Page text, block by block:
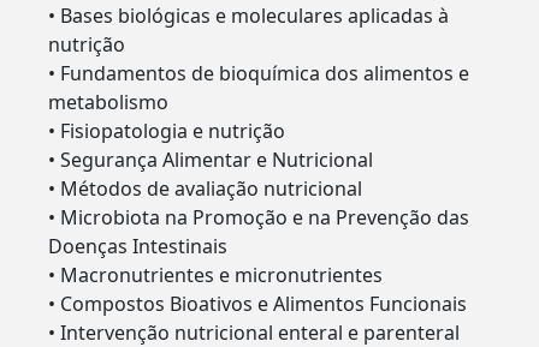
• Bases biológicas e moleculares aplicadas à
nutrição
• Fundamentos de bioquímica dos alimentos e
metabolismo
• Fisiopatologia e nutrição
• Segurança Alimentar e Nutricional
• Métodos de avaliação nutricional
• Microbiota na Promoção e na Prevenção das
Doenças Intestinais
• Macronutrientes e micronutrientes
• Compostos Bioativos e Alimentos Funcionais
• Intervenção nutricional enteral e parenteral